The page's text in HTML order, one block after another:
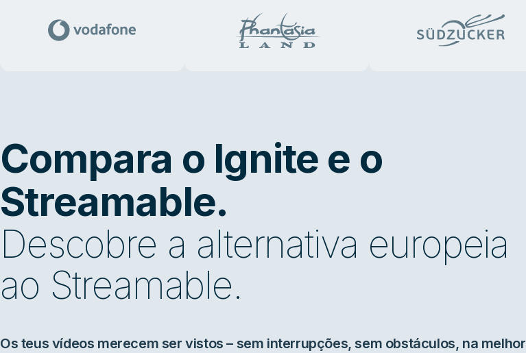
Compara o Ignite e o
Streamable.
Descobre a alternativa europeia
ao Streamable.
Os teus vídeos merecem ser vistos – sem interrupções, sem obstáculos, na melhor